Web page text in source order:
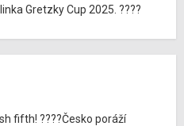
Gretzky Cup 2025. ????
fifth! ????Česko poráží